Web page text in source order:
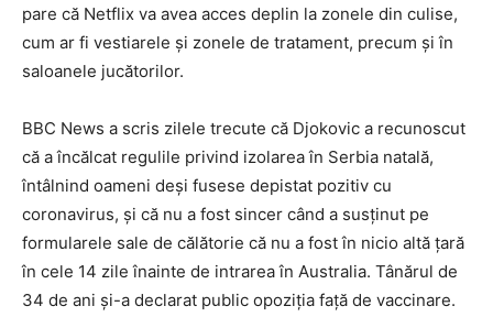
pare că Netflix va avea acces deplin la zonele din culise,
cum ar fi vestiarele și zonele de tratament, precum și în
saloanele jucătorilor.
BBC News a scris zilele trecute că Djokovic a recunoscut
că a încălcat regulile privind izolarea în Serbia natală,
întâlnind oameni deși fusese depistat pozitiv cu
coronavirus, și că nu a fost sincer când a susținut pe
formularele sale de călătorie că nu a fost în nicio altă țară
în cele 14 zile înainte de intrarea în Australia. Tânărul de
34 de ani și-a declarat public opoziția față de vaccinare.